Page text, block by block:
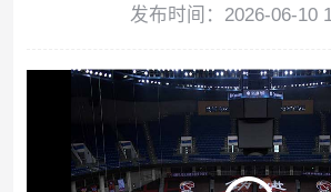
发布时间：2026-06-10